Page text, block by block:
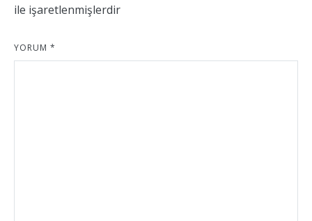
ile işaretlenmişlerdir
YORUM *